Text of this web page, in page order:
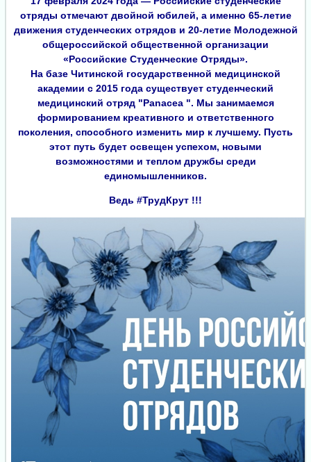
отряды отмечают двойной юбилей, а именно 65-летие
движения студенческих отрядов и 20-летие Молодежной
общероссийской общественной организации
«Российские Студенческие Отряды».
На базе Читинской государственной медицинской
академии с 2015 года существует студенческий
медицинский отряд "Panacea ". Мы занимаемся
формированием креативного и ответственного
поколения, способного изменить мир к лучшему. Пусть
этот путь будет освещен успехом, новыми
возможностями и теплом дружбы среди
единомышленников.
Ведь #ТрудКрут !!!